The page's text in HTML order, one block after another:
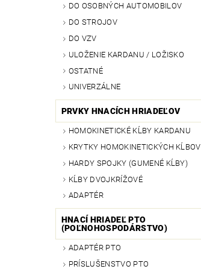
DO OSOBNÝCH AUTOMOBILOV
DO STROJOV
DO VZV
ULOŽENIE KARDANU / LOŽISKO
OSTATNÉ
UNIVERZÁLNE
PRVKY HNACÍCH HRIADEĽOV
HOMOKINETICKÉ KĹBY KARDANU
KRYTKY HOMOKINETICKÝCH KĹBOV
HARDY SPOJKY (GUMENÉ KĹBY)
KĹBY DVOJKRÍŽOVÉ
ADAPTÉR
HNACÍ HRIADEĽ PTO
(POĽNOHOSPODÁRSTVO)
ADAPTÉR PTO
PRÍSLUŠENSTVO PTO